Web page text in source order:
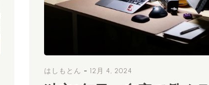
はしもとん - 12月 4, 2024